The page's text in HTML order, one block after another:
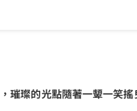
璀璨的光點隨著一顰一笑